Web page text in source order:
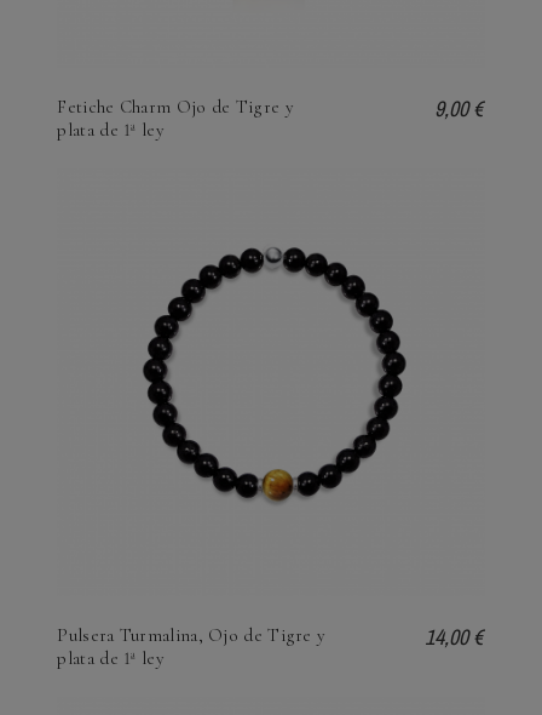
Fetiche Charm Ojo de Tigre y
plata de 1ª ley
9,00 €
Pulsera Turmalina, Ojo de Tigre y
plata de 1ª ley
14,00 €